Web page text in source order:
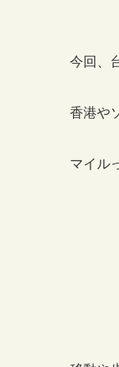
今回、
香港や
マイル